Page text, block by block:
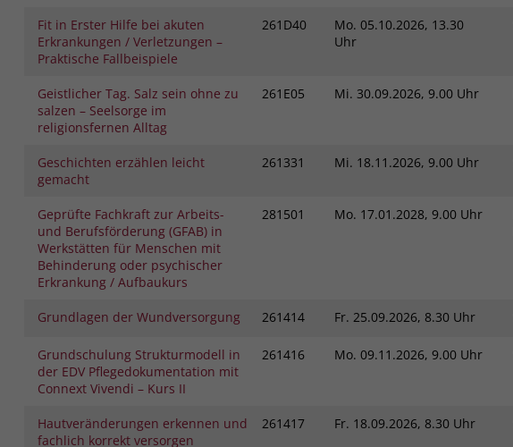
Fit in Erster Hilfe bei akuten
Erkrankungen / Verletzungen –
Praktische Fallbeispiele
261D40 Mo. 05.10.2026, 13.30
Uhr
Geistlicher Tag. Salz sein ohne zu
salzen – Seelsorge im
religionsfernen Alltag
261E05 Mi. 30.09.2026, 9.00 Uhr
Geschichten erzählen leicht
gemacht
261331 Mi. 18.11.2026, 9.00 Uhr
Geprüfte Fachkraft zur Arbeits-
und Berufsförderung (GFAB) in
Werkstätten für Menschen mit
Behinderung oder psychischer
Erkrankung / Aufbaukurs
281501 Mo. 17.01.2028, 9.00 Uhr
Grundlagen der Wundversorgung 261414 Fr. 25.09.2026, 8.30 Uhr
Grundschulung Strukturmodell in
der EDV Pflegedokumentation mit
Connext Vivendi – Kurs II
261416 Mo. 09.11.2026, 9.00 Uhr
Hautveränderungen erkennen und
fachlich korrekt versorgen
261417 Fr. 18.09.2026, 8.30 Uhr